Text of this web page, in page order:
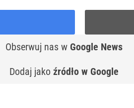
Obserwuj nas w Google News
Dodaj jako źródło w Google